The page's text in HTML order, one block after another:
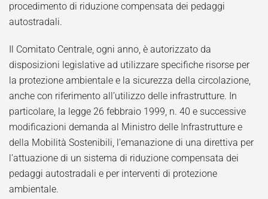
procedimento di riduzione compensata dei pedaggi
autostradali.
Il Comitato Centrale, ogni anno, è autorizzato da
disposizioni legislative ad utilizzare specifiche risorse per
la protezione ambientale e la sicurezza della circolazione,
anche con riferimento all’utilizzo delle infrastrutture. In
particolare, la legge 26 febbraio 1999, n. 40 e successive
modificazioni demanda al Ministro delle Infrastrutture e
della Mobilità Sostenibili, l’emanazione di una direttiva per
l’attuazione di un sistema di riduzione compensata dei
pedaggi autostradali e per interventi di protezione
ambientale.